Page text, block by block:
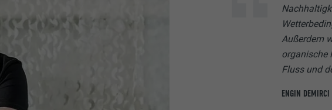
Außerdem
organische
Fluss und
ENGIN DEMIRCI